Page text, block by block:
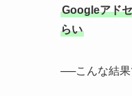
Googleアド
らい
──こんな結果